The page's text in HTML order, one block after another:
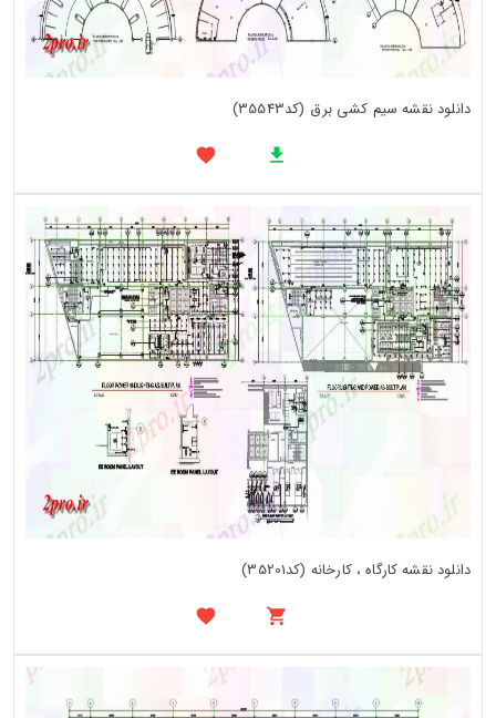
دانلود نقشه سیم کشی برق (کد35543)
دانلود نقشه کارگاه ، کارخانه (کد35201)